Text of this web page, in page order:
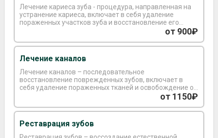
Лечение кариеса зуба - процедура, направленная на
устранение кариеса, включает в себя удаление
пораженных участков зуба и восстановление его
формы с использованием специального материала.
от 900₽
Лечение каналов
Лечение каналов – последовательное
восстановление поврежденных зубов, включает в
себя удаление пораженных тканей и освобождение от
микроорганизмов. После проведения дезинфекции
запломбирование, что может потребовать от 2 до 3
от 1150₽
Реставрация зубов